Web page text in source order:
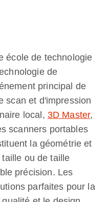
école de technologie
de
principal de
scan et d'impression
local, 3D Master,
scanners portables
la géométrie et
ou de taille
précision. Les
parfaites pour la